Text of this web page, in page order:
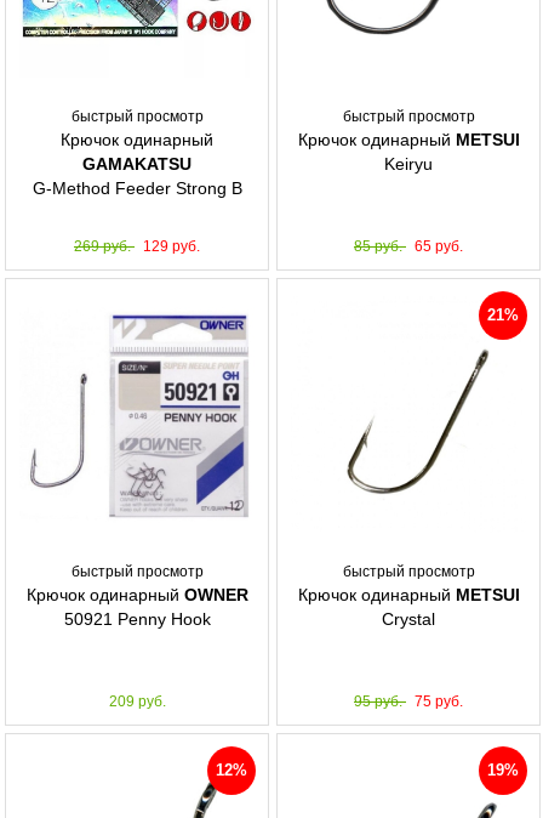
быстрый просмотр
Крючок одинарный
GAMAKATSU
G-Method Feeder Strong B
269 руб. 129 руб.
быстрый просмотр
Крючок одинарный METSUI
Keiryu
85 руб. 65 руб.
быстрый просмотр
Крючок одинарный OWNER
50921 Penny Hook
209 руб.
быстрый просмотр
21%
Крючок одинарный METSUI
Crystal
95 руб. 75 руб.
12% 19%